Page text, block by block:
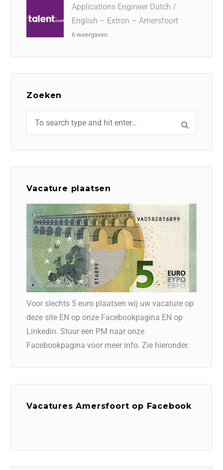
Applications Engineer Dutch /
English – Extron – Amersfoort
6 weergaven
Zoeken
Vacature plaatsen
Voor slechts 5 euro plaatsen wij uw vacature op
deze site EN op onze Facebookpagina EN op
Linkedin. Stuur een PM naar onze
Facebookpagina voor meer info. Zie hieronder.
Vacatures Amersfoort op Facebook